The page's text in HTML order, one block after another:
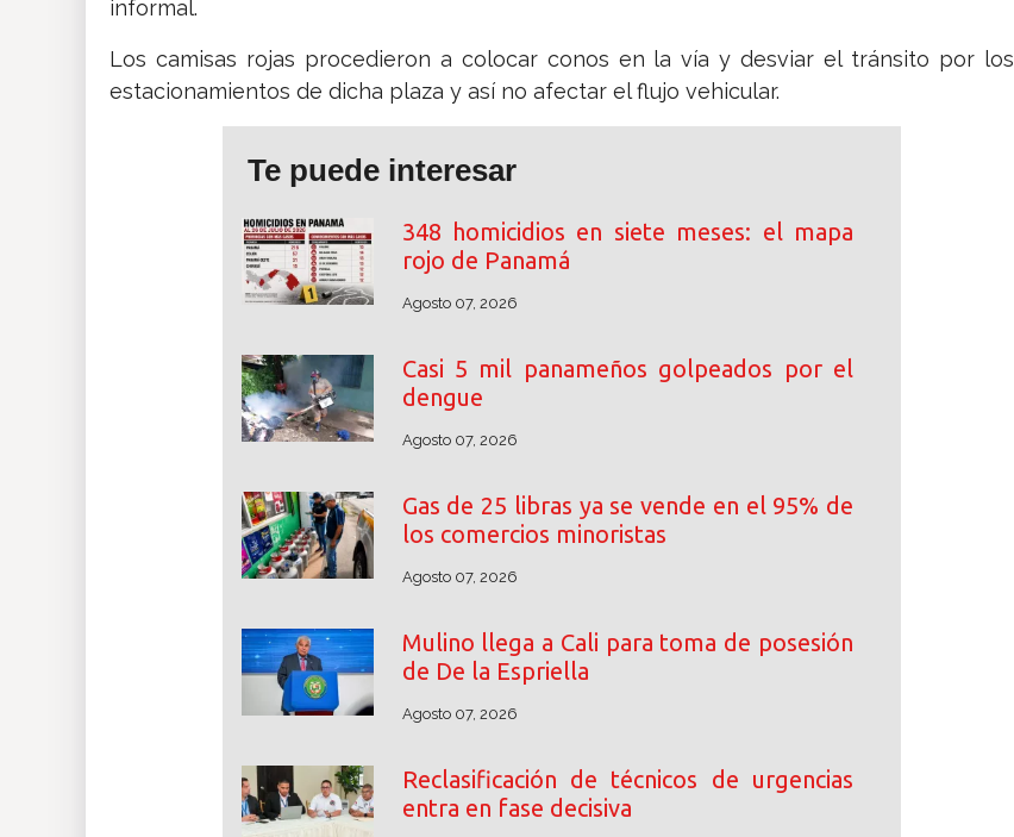
informal.
Los camisas rojas procedieron a colocar conos en la vía y desviar el tránsito por los
estacionamientos de dicha plaza y así no afectar el flujo vehicular.
Te puede interesar
348 homicidios en siete meses: el mapa
rojo de Panamá
Agosto 07, 2026
Casi 5 mil panameños golpeados por el
dengue
Agosto 07, 2026
Gas de 25 libras ya se vende en el 95% de
los comercios minoristas
Agosto 07, 2026
Mulino llega a Cali para toma de posesión
de De la Espriella
Agosto 07, 2026
Reclasificación de técnicos de urgencias
entra en fase decisiva